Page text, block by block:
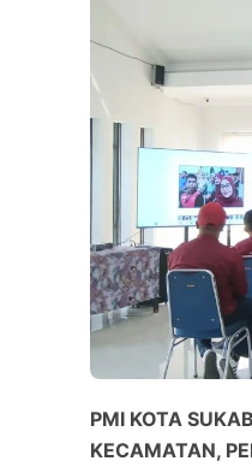
PMI KOTA
KECAMATAN,